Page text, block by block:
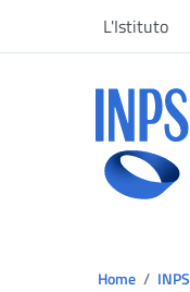
L'Istituto
Home